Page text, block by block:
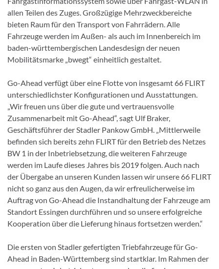
allen Teilen des Zuges. Großzügige Mehrzweckbereiche
bieten Raum für den Transport von Fahrrädern. Alle
Fahrzeuge werden im Außen- als auch im Innenbereich im
baden-württembergischen Landesdesign der neuen
Mobilitätsmarke „bwegt“ einheitlich gestaltet.
Go-Ahead verfügt über eine Flotte von insgesamt 66 FLIRT
unterschiedlichster Konfigurationen und Ausstattungen.
„Wir freuen uns über die gute und vertrauensvolle
Zusammenarbeit mit Go-Ahead“, sagt Ulf Braker,
Geschäftsführer der Stadler Pankow GmbH. „Mittlerweile
befinden sich bereits zehn FLIRT für den Betrieb des Netzes
BW 1 in der Inbetriebsetzung, die weiteren Fahrzeuge
werden im Laufe dieses Jahres bis 2019 folgen. Auch nach
der Übergabe an unseren Kunden lassen wir unsere 66 FLIRT
nicht so ganz aus den Augen, da wir erfreulicherweise im
Auftrag von Go-Ahead die Instandhaltung der Fahrzeuge am
Standort Essingen durchführen und so unsere erfolgreiche
Kooperation über die Lieferung hinaus fortsetzen werden.“
Die ersten von Stadler gefertigten Triebfahrzeuge für Go-
Ahead in Baden-Württemberg sind startklar. Im Rahmen der